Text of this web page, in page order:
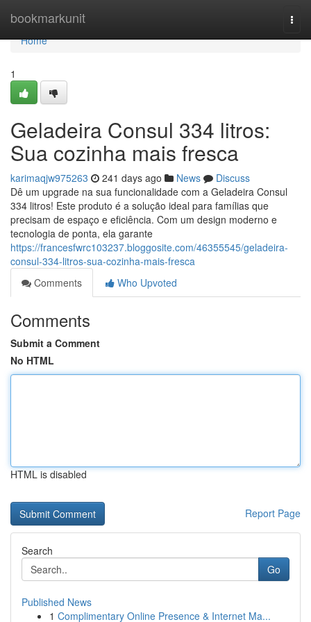
bookmarkunit
Home
Home
1
Geladeira Consul 334 litros:
Sua cozinha mais fresca
karimaqjw975263 241 days ago News
Discuss
Dê um upgrade na sua funcionalidade com a Geladeira Consul
334 litros! Este produto é a solução ideal para famílias que
precisam de espaço e eficiência. Com um design moderno e
tecnologia de ponta, ela garante
https://francesfwrc103237.bloggosite.com/46355545/geladeira-
consul-334-litros-sua-cozinha-mais-fresca
Comments
Who Upvoted
Comments
Submit a Comment
No HTML
HTML is disabled
Report Page
Search
Go
Published News
1 Complimentary Online Presence & Internet Ma...